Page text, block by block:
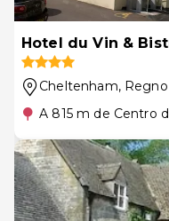
Hotel du Vin &
Cheltenham,
A 815 m de Centro